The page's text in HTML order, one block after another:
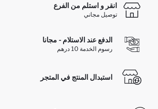
انقر و استلم من الفرع
توصيل مجاني
الدفع عند الاستلام - مجانا
رسوم الخدمة 10 درهم
استبدال المنتج في المتجر